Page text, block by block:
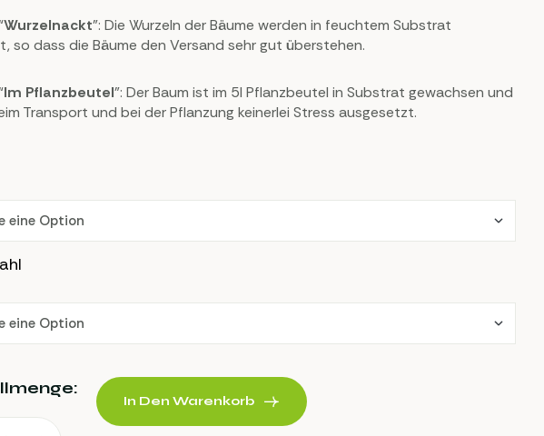
Vermarktungskriterien.
Wurzelnackt”: Die Wurzeln der Bäume werden in feuchtem Substrat
so dass die Bäume den Versand sehr gut überstehen.
Im Pflanzbeutel”: Der Baum ist im 5l Pflanzbeutel in Substrat gewachsen und
Transport und bei der Pflanzung keinerlei Stress ausgesetzt.
In Den Warenkorb